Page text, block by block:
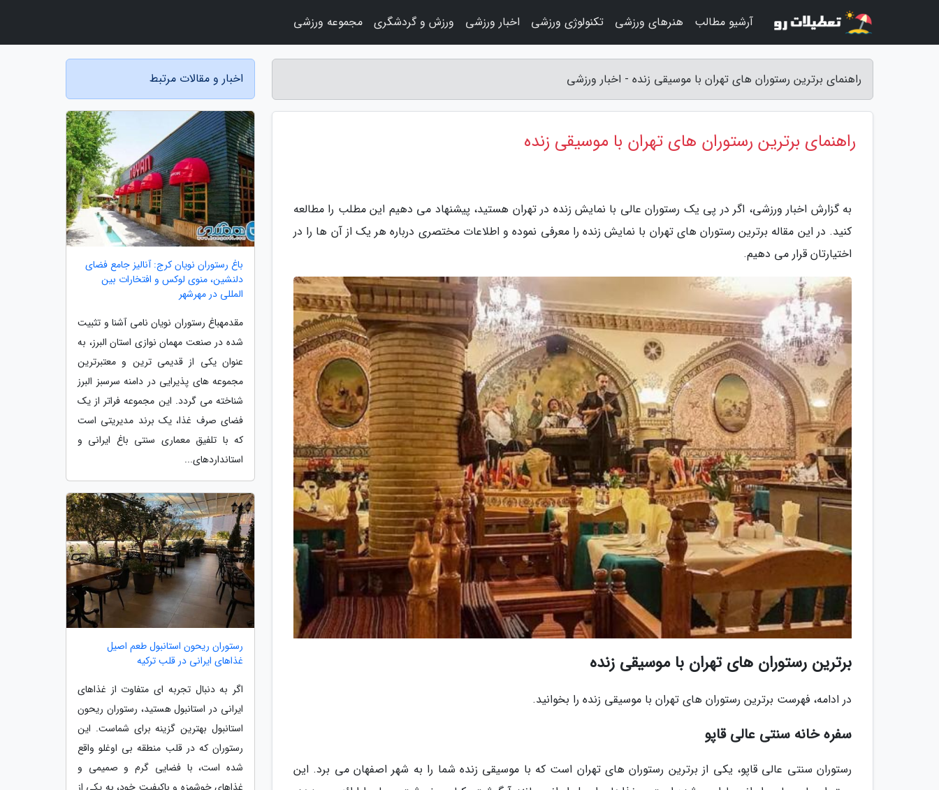
راهنمای برترین رستوران های تهران با موسیقی زنده - اخبار ورزشی
راهنمای برترین رستوران های تهران با موسیقی زنده
به گزارش اخبار ورزشی، اگر در پی یک رستوران عالی با نمایش زنده در تهران هستید، پیشنهاد می دهیم این مطلب را مطالعه
کنید. در این مقاله برترین رستوران های تهران با نمایش زنده را معرفی نموده و اطلاعات مختصری درباره هر یک از آن ها را در
اختیارتان قرار می دهیم.
برترین رستوران های تهران با موسیقی زنده
در ادامه، فهرست برترین رستوران های تهران با موسیقی زنده را بخوانید.
سفره خانه سنتی عالی قاپو
رستوران سنتی عالی قاپو، یکی از برترین رستوران های تهران است که با موسیقی زنده شما را به شهر اصفهان می برد. این
اخبار و مقالات مرتبط
باغ رستوران نویان کرج: آنالیز جامع فضای
دلنشین، منوی لوکس و افتخارات بین
المللی در مهرشهر
مقدمهباغ رستوران نویان نامی آشنا و تثبیت
شده در صنعت مهمان نوازی استان البرز، به
عنوان یکی از قدیمی ترین و معتبرترین
مجموعه های پذیرایی در دامنه سرسبز البرز
شناخته می گردد. این مجموعه فراتر از یک
فضای صرف غذا، یک برند مدیریتی است
که با تلفیق معماری سنتی باغ ایرانی و
استانداردهای...
رستوران ریحون استانبول طعم اصیل
غذاهای ایرانی در قلب ترکیه
اگر به دنبال تجربه ای متفاوت از غذاهای
ایرانی در استانبول هستید، رستوران ریحون
استانبول بهترین گزینه برای شماست. این
رستوران که در قلب منطقه بی اوغلو واقع
شده است، با فضایی گرم و صمیمی و
آرشیو مطالب هنرهای ورزشی تکنولوژی ورزشی اخبار ورزشی ورزش و گردشگری مجموعه ورزشی